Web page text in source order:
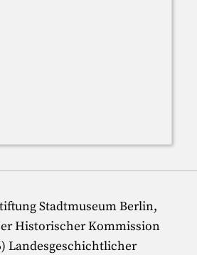
Stadtmuseum Berlin,
Historischer Kommission
Landesgeschichtlicher